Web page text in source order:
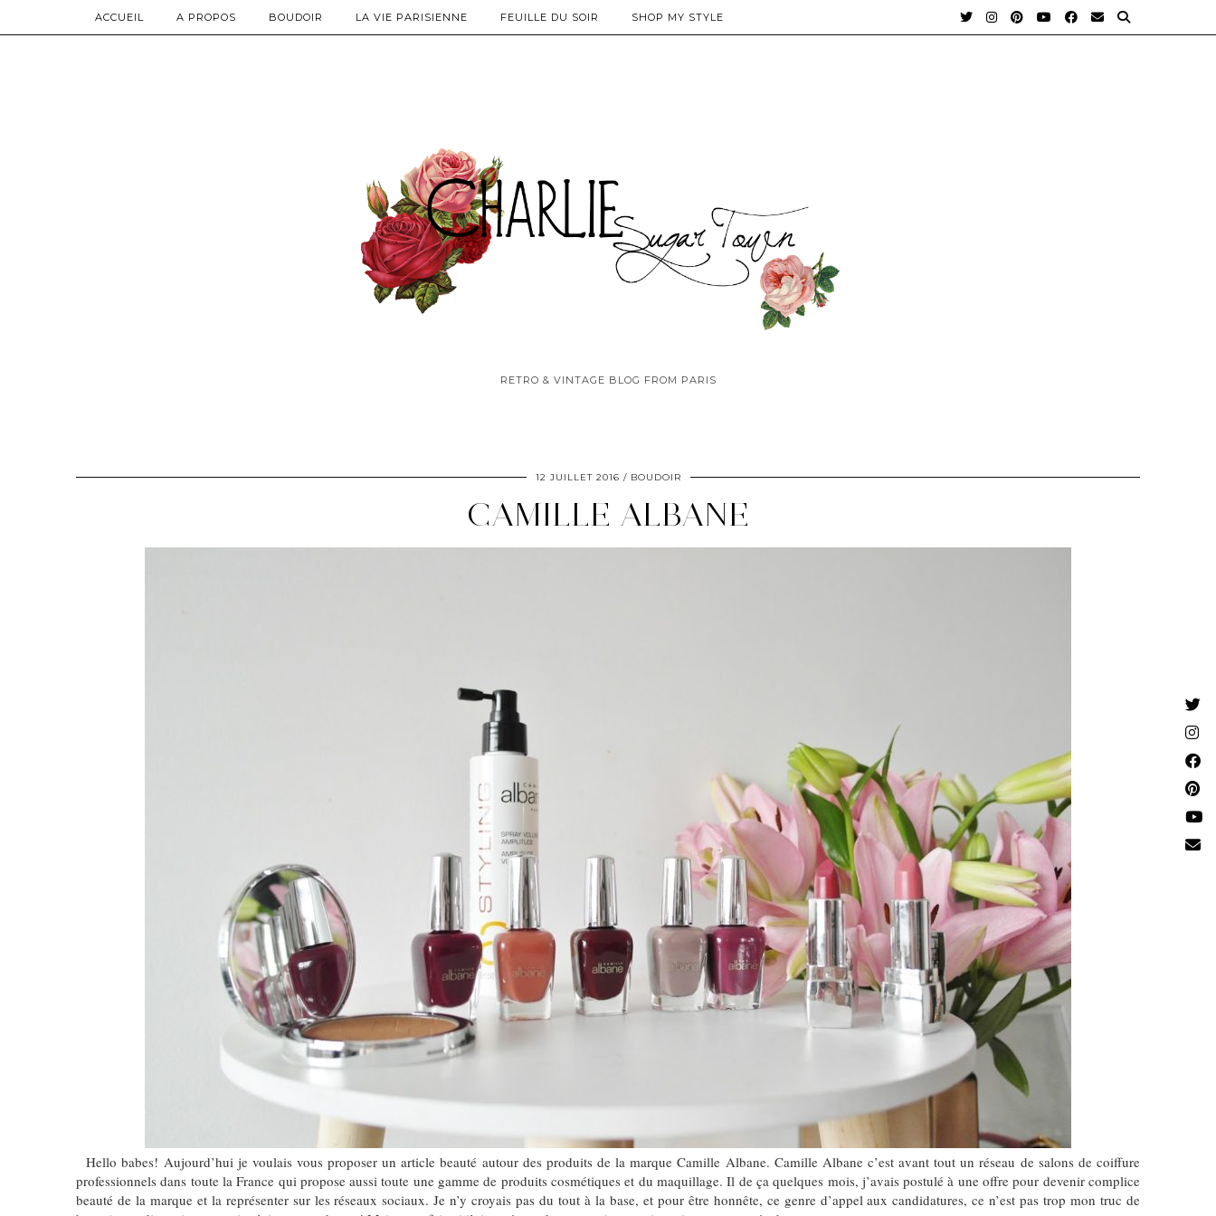
RETRO & VINTAGE BLOG FROM PARIS
ACCUEIL A PROPOS BOUDOIR LA VIE PARISIENNE FEUILLE DU SOIR SHOP MY STYLE
12 JUILLET 2016 BOUDOIR
CAMILLE ALBANE
Hello babes! Aujourd’hui je voulais vous proposer un article beauté autour des produits de la marque Camille Albane. Camille Albane c’est avant tout un réseau de salons de coiffure
professionnels dans toute la France qui propose aussi toute une gamme de produits cosmétiques et du maquillage. Il de ça quelques mois, j’avais postulé à une offre pour devenir complice
beauté de la marque et la représenter sur les réseaux sociaux. Je n’y croyais pas du tout à la base, et pour être honnête, ce genre d’appel aux candidatures, ce n’est pas trop mon truc de